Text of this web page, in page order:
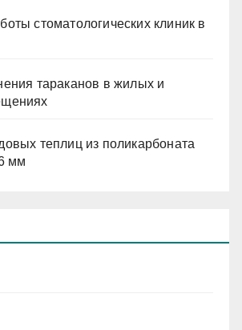
стоматологических клиник в
тараканов в жилых и
теплиц из поликарбоната
мм